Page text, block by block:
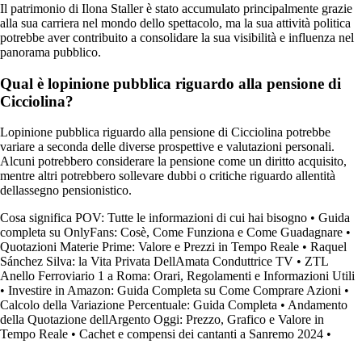
Il patrimonio di Ilona Staller è stato accumulato principalmente grazie
alla sua carriera nel mondo dello spettacolo, ma la sua attività politica
potrebbe aver contribuito a consolidare la sua visibilità e influenza nel
panorama pubblico.
Qual è lopinione pubblica riguardo alla pensione di
Cicciolina?
Lopinione pubblica riguardo alla pensione di Cicciolina potrebbe
variare a seconda delle diverse prospettive e valutazioni personali.
Alcuni potrebbero considerare la pensione come un diritto acquisito,
mentre altri potrebbero sollevare dubbi o critiche riguardo allentità
dellassegno pensionistico.
Cosa significa POV: Tutte le informazioni di cui hai bisogno • Guida
completa su OnlyFans: Cosè, Come Funziona e Come Guadagnare •
Quotazioni Materie Prime: Valore e Prezzi in Tempo Reale • Raquel
Sánchez Silva: la Vita Privata DellAmata Conduttrice TV • ZTL
Anello Ferroviario 1 a Roma: Orari, Regolamenti e Informazioni Utili
• Investire in Amazon: Guida Completa su Come Comprare Azioni •
Calcolo della Variazione Percentuale: Guida Completa • Andamento
della Quotazione dellArgento Oggi: Prezzo, Grafico e Valore in
Tempo Reale • Cachet e compensi dei cantanti a Sanremo 2024 •